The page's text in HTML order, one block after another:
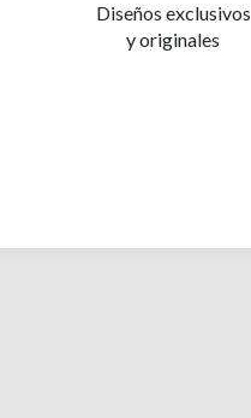
Diseños exclusivos
y originales